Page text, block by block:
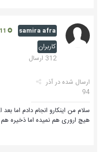
samira afra
کاربران
312 ارسال
ارسال شده درآذر
94
سلام من اینکارو انجام دادم اما
هیچ اروری هم نمیده اما ذخیره